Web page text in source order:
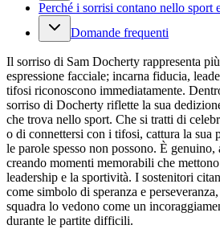
Perché i sorrisi contano nello sport
Domande frequenti
Il sorriso di Sam Docherty rappresenta
espressione facciale; incarna fiducia,
tifosi riconoscono immediatamente.
sorriso di Docherty riflette la sua
che trova nello sport. Che si tratti di
o di connettersi con i tifosi, cattura la sua
le parole spesso non possono. È genuino,
creando momenti memorabili che
leadership e la sportività. I sostenitori
come simbolo di speranza e
squadra lo vedono come un
durante le partite difficili.